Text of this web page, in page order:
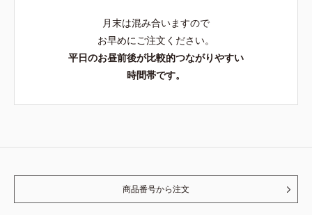
月末は混み合いますので
お早めにご注文ください。
平日のお昼前後が比較的つながりやすい
時間帯です。
商品番号から注文